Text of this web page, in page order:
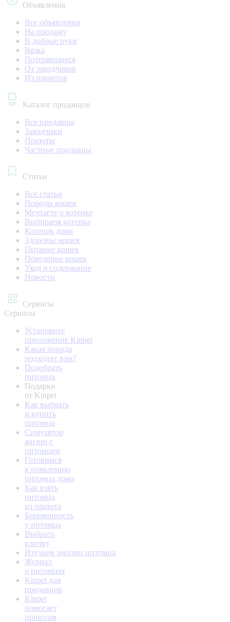
Объявления
Все объявления
На продажу
В добрые руки
Вязка
Потерявшиеся
От заводчиков
Из приютов
Каталог продавцов
Все продавцы
Заводчики
Приюты
Частные продавцы
Статьи
Все статьи
Породы кошек
Мечтаете о котенке
Выбираем котенка
Котенок дома
Здоровье кошек
Питание кошек
Поведение кошек
Уход и содержание
Новости
Сервисы
Сервисы
Установите
приложение Kinpet
Какая порода
подходит вам?
Подобрать
питомца
Подарки
от Kinpet
Как выбрать
и купить
питомца
Симулятор
жизни с
питомцем
Готовимся
к появлению
питомца дома
Как взять
питомца
из приюта
Беременность
у питомца
Выбрать
кличку
Изучаем эмоции питомца
Журнал
о питомцах
Kinpet для
продавцов
Kinpet
помогает
приютам